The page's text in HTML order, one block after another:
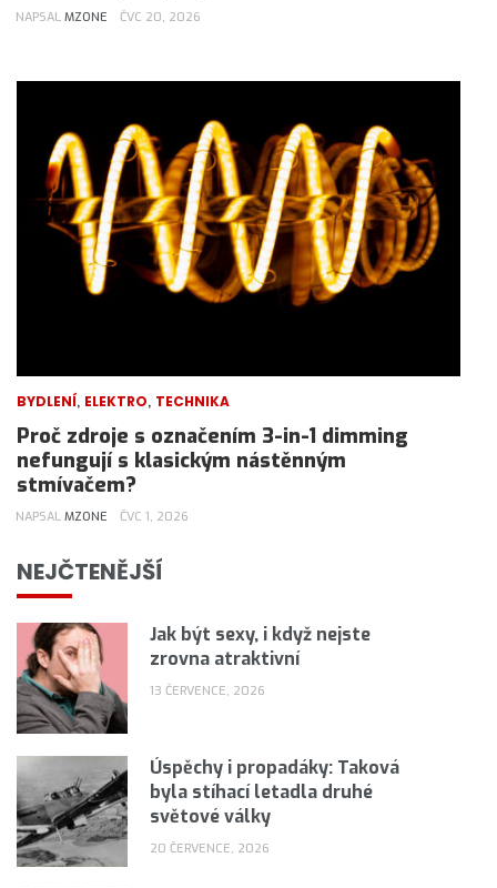
NAPSAL MZONE ČVC 20, 2026
BYDLENÍ, ELEKTRO, TECHNIKA
Proč zdroje s označením 3-in-1 dimming
nefungují s klasickým nástěnným
stmívačem?
NAPSAL MZONE ČVC 1, 2026
NEJČTENĚJŠÍ
Jak být sexy, i když nejste
zrovna atraktivní
13 ČERVENCE, 2026
Úspěchy i propadáky: Taková
byla stíhací letadla druhé
světové války
20 ČERVENCE, 2026